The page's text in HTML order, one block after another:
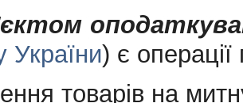
України) є операції
товарів на митну